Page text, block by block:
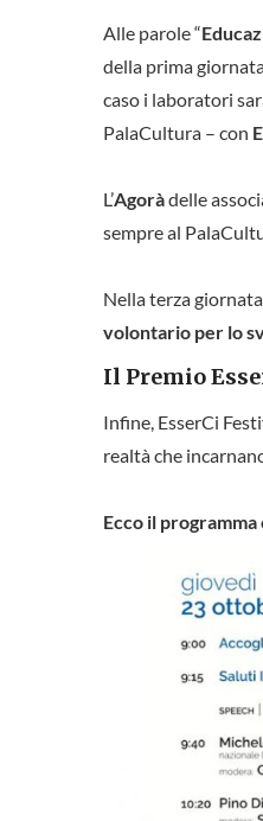
Alle parole “
della prima
caso i laboratori
PalaCultura – con
L’Agoràdelle
sempre al
Nella terza
volontario per lo
Il Premio
Infine, EsserCi
realtà che
Ecco il